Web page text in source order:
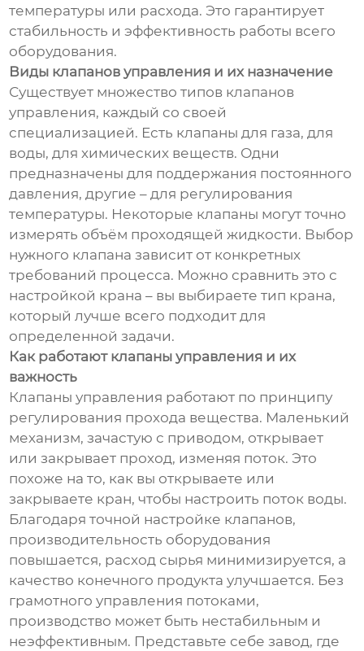
температуры или расхода. Это гарантирует
стабильность и эффективность работы всего
оборудования.
Виды клапанов управления и их назначение
Существует множество типов клапанов
управления, каждый со своей
специализацией. Есть клапаны для газа, для
воды, для химических веществ. Одни
предназначены для поддержания постоянного
давления, другие – для регулирования
температуры. Некоторые клапаны могут точно
измерять объём проходящей жидкости. Выбор
нужного клапана зависит от конкретных
требований процесса. Можно сравнить это с
настройкой крана – вы выбираете тип крана,
который лучше всего подходит для
определенной задачи.
Как работают клапаны управления и их
важность
Клапаны управления работают по принципу
регулирования прохода вещества. Маленький
механизм, зачастую с приводом, открывает
или закрывает проход, изменяя поток. Это
похоже на то, как вы открываете или
закрываете кран, чтобы настроить поток воды.
Благодаря точной настройке клапанов,
производительность оборудования
повышается, расход сырья минимизируется, а
качество конечного продукта улучшается. Без
грамотного управления потоками,
производство может быть нестабильным и
неэффективным. Представьте себе завод, где